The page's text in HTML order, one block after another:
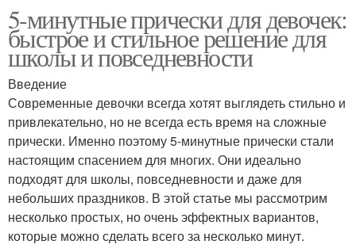
5-минутные прически для девочек:
быстрое и стильное решение для
школы и повседневности
Введение
Современные девочки всегда хотят выглядеть стильно и
привлекательно, но не всегда есть время на сложные
прически. Именно поэтому 5-минутные прически стали
настоящим спасением для многих. Они идеально
подходят для школы, повседневности и даже для
небольших праздников. В этой статье мы рассмотрим
несколько простых, но очень эффектных вариантов,
которые можно сделать всего за несколько минут.